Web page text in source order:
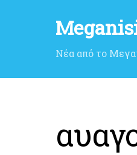
Νέα από το